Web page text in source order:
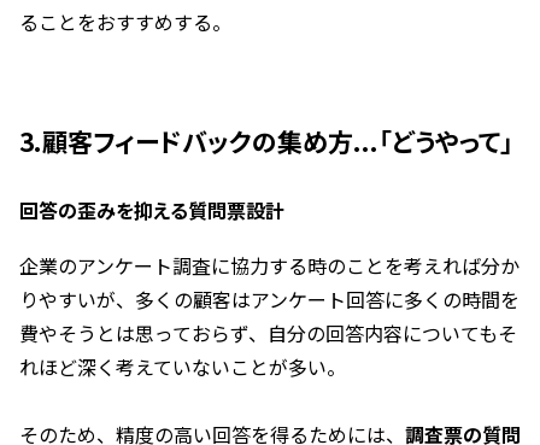
ることをおすすめする。
3.顧客フィードバックの集め方...「どうやって」
回答の歪みを抑える質問票設計
企業のアンケート調査に協力する時のことを考えれば分か
りやすいが、多くの顧客はアンケート回答に多くの時間を
費やそうとは思っておらず、自分の回答内容についてもそ
れほど深く考えていないことが多い。
そのため、精度の高い回答を得るためには、 調査票の質問